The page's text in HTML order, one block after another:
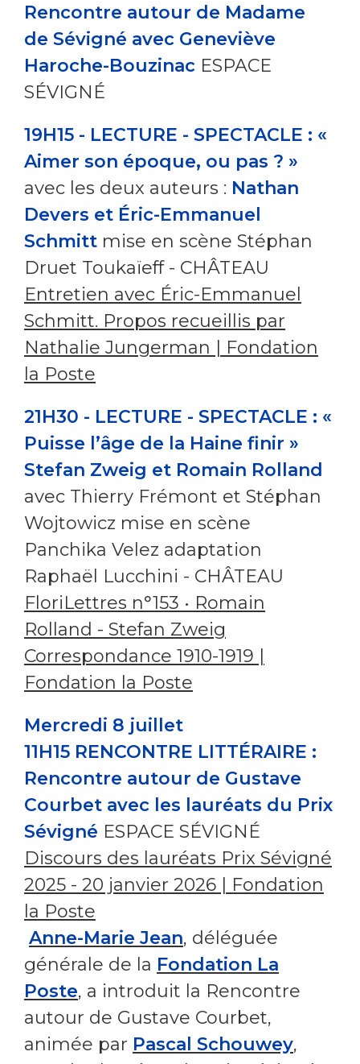
Rencontre autour de Madame
de Sévigné avec Geneviève
Haroche-Bouzinac ESPACE
SÉVIGNÉ
19H15 - LECTURE - SPECTACLE : «
Aimer son époque, ou pas ? »
avec les deux auteurs : Nathan
Devers et Éric-Emmanuel
Schmitt mise en scène Stéphan
Druet Toukaïeff - CHÂTEAU
Entretien avec Éric-Emmanuel
Schmitt. Propos recueillis par
Nathalie Jungerman | Fondation
la Poste
21H30 - LECTURE - SPECTACLE : «
Puisse l’âge de la Haine finir »
Stefan Zweig et Romain Rolland
avec Thierry Frémont et Stéphan
Wojtowicz mise en scène
Panchika Velez adaptation
Raphaël Lucchini - CHÂTEAU
FloriLettres n°153 • Romain
Rolland - Stefan Zweig
Correspondance 1910-1919 |
Fondation la Poste
Mercredi 8 juillet
11H15 RENCONTRE LITTÉRAIRE :
Rencontre autour de Gustave
Courbet avec les lauréats du Prix
Sévigné ESPACE SÉVIGNÉ
Discours des lauréats Prix Sévigné
2025 - 20 janvier 2026 | Fondation
la Poste
Anne-Marie Jean, déléguée
générale de la Fondation La
Poste, a introduit la Rencontre
autour de Gustave Courbet,
animée par Pascal Schouwey,